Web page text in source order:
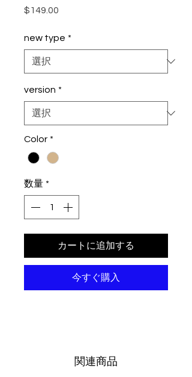
$149.00
new type *
version *
Color *
数量 *
カートに追加する
今すぐ購入
関連商品